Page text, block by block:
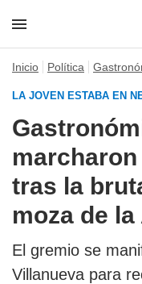
Inicio Política
LA JOVEN ESTABA EN
tras la
moza de
El gremio se
Villanueva para